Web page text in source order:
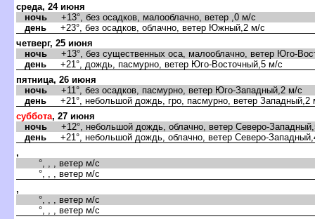
среда, 24 июня
ночь +13°, без осадков, малооблачно, ветер ,0 м/с
день +23°, без осадков, облачно, ветер Южный,2 м/с
четверг, 25 июня
ночь +13°, без существенных оса, малооблачно, ветер Юго-
день +21°, дождь, пасмурно, ветер Юго-Восточный,5 м/с
пятница, 26 июня
ночь +11°, без осадков, пасмурно, ветер Юго-Западный,2 м/с
день +21°, небольшой дождь, гро, пасмурно, ветер Западный,2
суббота, 27 июня
ночь +12°, небольшой дождь, облачно, ветер Северо-
день +21°, небольшой дождь, облачно, ветер Северо-
,
°, , , ветер м/с
°, , , ветер м/с
,
°, , , ветер м/с
°, , , ветер м/с